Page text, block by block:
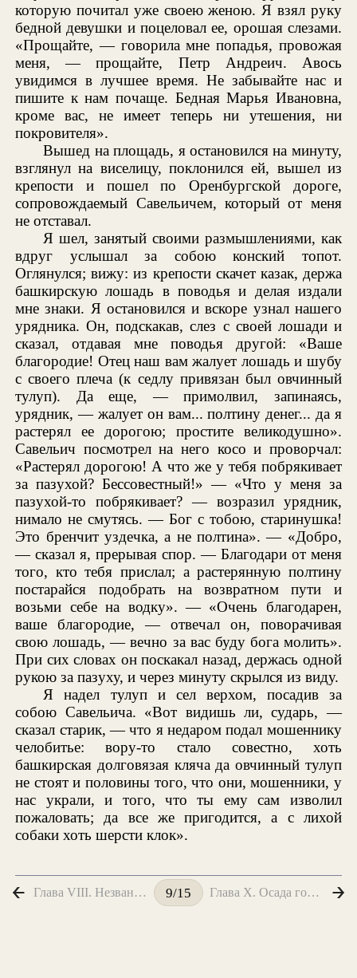
которую почитал уже своею женою. Я взял руку
бедной девушки и поцеловал ее, орошая слезами.
«Прощайте, — говорила мне попадья, провожая
меня, — прощайте, Петр Андреич. Авось
увидимся в лучшее время. Не забывайте нас и
пишите к нам почаще. Бедная Марья Ивановна,
кроме вас, не имеет теперь ни утешения, ни
покровителя».
Вышед на площадь, я остановился на минуту,
взглянул на виселицу, поклонился ей, вышел из
крепости и пошел по Оренбургской дороге,
сопровождаемый Савельичем, который от меня
не отставал.
Я шел, занятый своими размышлениями, как
вдруг услышал за собою конский топот.
Оглянулся; вижу: из крепости скачет казак, держа
башкирскую лошадь в поводья и делая издали
мне знаки. Я остановился и вскоре узнал нашего
урядника. Он, подскакав, слез с своей лошади и
сказал, отдавая мне поводья другой: «Ваше
благородие! Отец наш вам жалует лошадь и шубу
с своего плеча (к седлу привязан был овчинный
тулуп). Да еще, — примолвил, запинаясь,
урядник, — жалует он вам... полтину денег... да я
растерял ее дорогою; простите великодушно».
Савельич посмотрел на него косо и проворчал:
«Растерял дорогою! А что же у тебя побрякивает
за пазухой? Бессовестный!» — «Что у меня за
пазухой-то побрякивает? — возразил урядник,
нимало не смутясь. — Бог с тобою, старинушка!
Это бренчит уздечка, а не полтина». — «Добро,
— сказал я, прерывая спор. — Благодари от меня
того, кто тебя прислал; а растерянную полтину
постарайся подобрать на возвратном пути и
возьми себе на водку». — «Очень благодарен,
ваше благородие, — отвечал он, поворачивая
свою лошадь, — вечно за вас буду бога молить».
При сих словах он поскакал назад, держась одной
рукою за пазуху, и через минуту скрылся из виду.
Я надел тулуп и сел верхом, посадив за
собою Савельича. «Вот видишь ли, сударь, —
сказал старик, — что я недаром подал мошеннику
челобитье: вору-то стало совестно, хоть
башкирская долговязая кляча да овчинный тулуп
не стоят и половины того, что они, мошенники, у
нас украли, и того, что ты ему сам изволил
пожаловать; да все же пригодится, а с лихой
собаки хоть шерсти клок».
Глава VIII. Незваный гость 9/15 Глава X. Осада города